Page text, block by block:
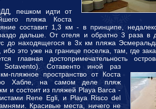
пешком идти от
пляжа Коста
составит 1,3 км - в принципе,
дальше. От отеля и обратно 3 раза в
до находящегося в 3х км пляжа
это уже на границе поселка, там, где
главная достопримечательность
Sotavento).Сотавенто иной раз
пляжное пространство от Коста
Хабле, на самом деле пляж
и состоит из пляжей Playa Barca -
Rene Egli, и Playa Risco del
Красивые места, ничего не